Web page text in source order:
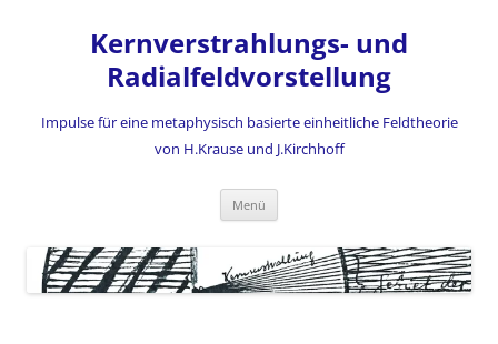
Kernverstrahlungs- und
Radialfeldvorstellung
Impulse für eine metaphysisch basierte einheitliche Feldtheorie
von H.Krause und J.Kirchhoff
Menü